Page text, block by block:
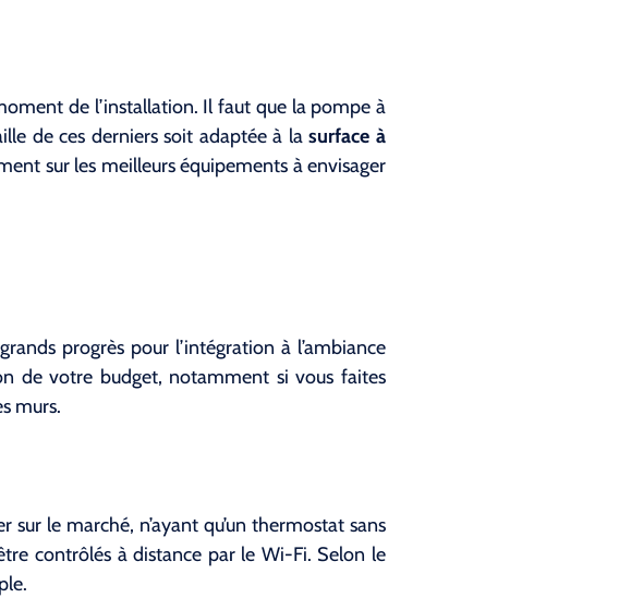
de l’installation. Il faut que la pompe à
de ces derniers soit adaptée à lasurface à
sur les meilleurs équipements à envisager
progrès pour l’intégration à l’ambiance
de votre budget, notamment si vous faites
murs.
sur le marché, n’ayant qu’un thermostat sans
contrôlés à distance par le Wi-Fi. Selon le